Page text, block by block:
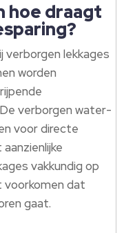
hoe draagt
lekkages
worden
verborgen water-
voor directe
vakkundig op
voorkomen dat
gaat.​